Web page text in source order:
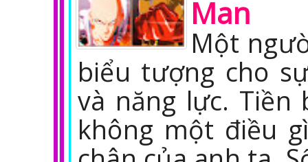
Man
Một
biểu tượng cho
và năng lực. Tiền
không một điều